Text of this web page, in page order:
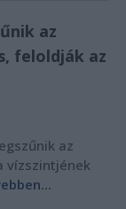
az
feloldják az
az
vízszintjének